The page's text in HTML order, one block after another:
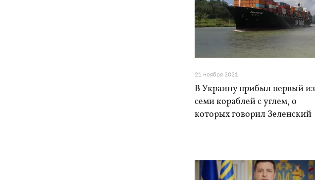
21 ноября 2021
В Украину прибыл первый из
семи кораблей с углем, о
которых говорил Зеленский